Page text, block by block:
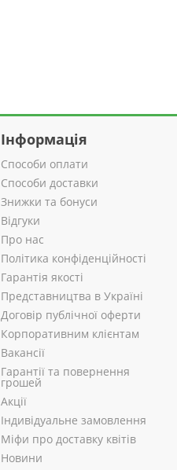
Інформація
Способи оплати
Способи доставки
Знижки та бонуси
Відгуки
Про нас
Політика конфіденційності
Гарантія якості
Представництва в Україні
Договір публічної оферти
Корпоративним клієнтам
Вакансії
Гарантії та повернення
грошей
Акції
Індивідуальне замовлення
Міфи про доставку квітів
Новини